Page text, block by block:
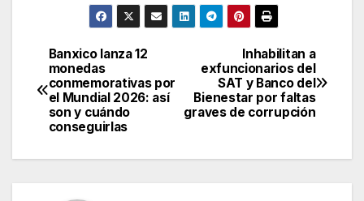
Navegación
de
entradas
Inhabilitan a
exfuncionarios del
SAT y Banco del
Bienestar por faltas
graves de corrupción
Banxico lanza 12
monedas
conmemorativas por
el Mundial 2026: así
son y cuándo
conseguirlas